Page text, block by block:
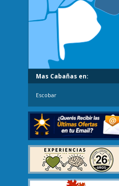
Mas Cabañas en:
Escobar